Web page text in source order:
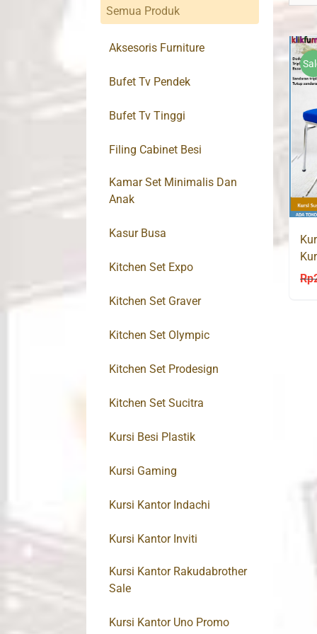
Rp
Semua Produk
Aksesoris Furniture
Bufet Tv Pendek
Bufet Tv Tinggi
Filing Cabinet Besi
Kamar Set Minimalis Dan
Anak
Kasur Busa
Kitchen Set Expo
Kitchen Set Graver
Kitchen Set Olympic
Kitchen Set Prodesign
Kitchen Set Sucitra
Kursi Besi Plastik
Kursi Gaming
Kursi Kantor Indachi
Kursi Kantor Inviti
Kursi Kantor Rakudabrother
Sale
Kursi Kantor Uno Promo